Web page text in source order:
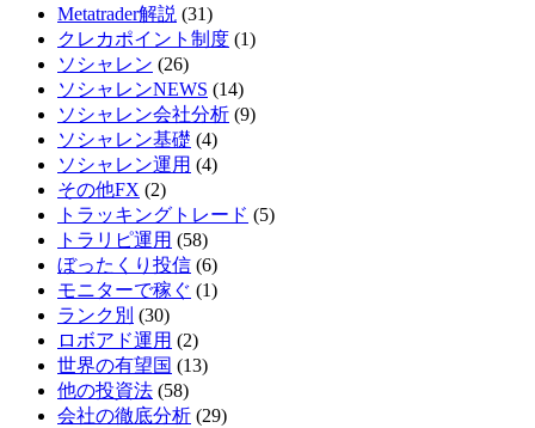
Metatrader解説 (31)
クレカポイント制度 (1)
ソシャレン (26)
ソシャレンNEWS (14)
ソシャレン会社分析 (9)
ソシャレン基礎 (4)
ソシャレン運用 (4)
その他FX (2)
トラッキングトレード (5)
トラリピ運用 (58)
ぼったくり投信 (6)
モニターで稼ぐ (1)
ランク別 (30)
ロボアド運用 (2)
世界の有望国 (13)
他の投資法 (58)
会社の徹底分析 (29)